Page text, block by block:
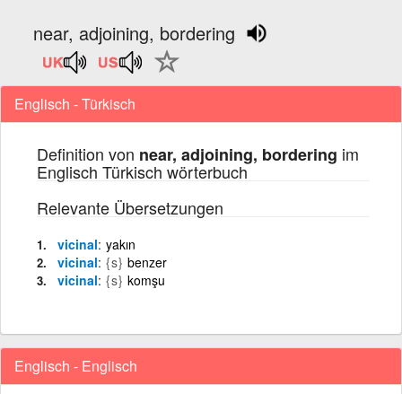
near, adjoining, bordering
Englisch - Türkisch
Definition von near, adjoining, bordering im
Englisch Türkisch wörterbuch
Relevante Übersetzungen
vicinal yakın
vicinal {s} benzer
vicinal {s} komşu
Englisch - Englisch